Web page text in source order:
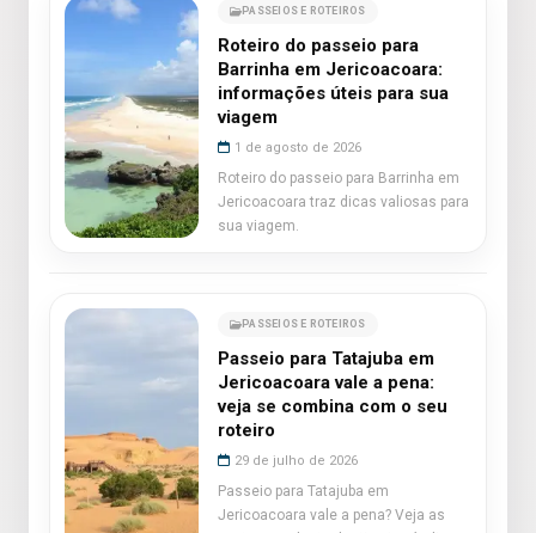
PASSEIOS E ROTEIROS
Roteiro do passeio para
Barrinha em Jericoacoara:
informações úteis para sua
viagem
1 de agosto de 2026
Roteiro do passeio para Barrinha em
Jericoacoara traz dicas valiosas para
sua viagem.
PASSEIOS E ROTEIROS
Passeio para Tatajuba em
Jericoacoara vale a pena:
veja se combina com o seu
roteiro
29 de julho de 2026
Passeio para Tatajuba em
Jericoacoara vale a pena? Veja as